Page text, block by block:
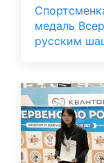
медаль
русским